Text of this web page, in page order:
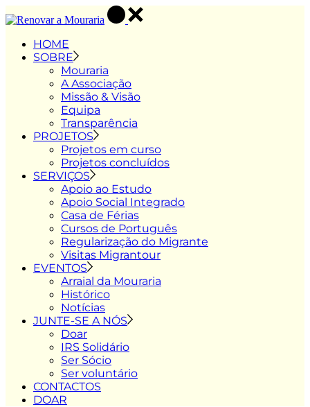
to
contentHOME
SOBRE
Mouraria
A Associação
Missão & Visão
Equipa
Transparência
PROJETOS
Projetos em curso
Projetos concluídos
SERVIÇOS
Apoio ao Estudo
Apoio Social Integrado
Casa de Férias
Cursos de Português
Regularização do Migrante
Visitas Migrantour
EVENTOS
Arraial da Mouraria
Histórico
Notícias
JUNTE-SE A NÓS
Doar
IRS Solidário
Ser Sócio
Ser voluntário
CONTACTOS
DOAR